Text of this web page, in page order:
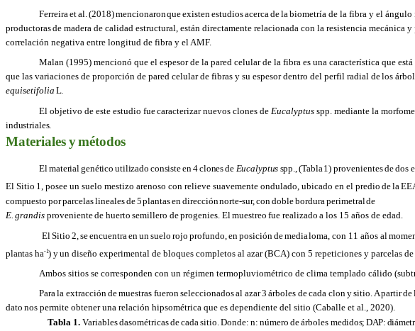
Ferreiraetal.(2018)mencionaronqueexistenestudiosacercadelabiometría de la fibra y el ángulo
productorasde madera de calidad estructural, están directamente relacionada con la resistencia
correlación negativa entre longitud de fibra y el AMF.
Malan (1995) mencionó que el espesor de la pared celular de la fibra es una característica que está
que las variaciones de proporción de pared celular de fibras y su espesor dentro del perfil radial delos
equisetifolia L.
El objetivo de este estudio fuecaracterizar nuevos clones de Eucalyptusspp. mediante la
industriales.
Materialesymétodos
Elmaterialgenético utilizado consisteen4clonesde Eucalyptus spp.,(Tabla1)provenientesdedos
El Sitio 1, posee un suelo mestizo arenoso con relieve suavemente ondulado, ubicado en elpredio dela
compuesto porparcelaslinealesde5plantasen direcciónnorte-sur, con doblebordura perimetralde
E. grandis provenientede huerto semillero deprogenies. Elmuestreo fue realizado a los 15 años de edad.
El Sitio 2, seencuentra en un suelo rojo profundo, en posición demedialoma, con 11 años al
plantas ha-1) yun diseño experimental de bloques completos al azar (BCA) con 5 repeticiones y parcelas
Ambos sitios se corresponden con un régimen termopluviométrico de clima templado cálido
Parala extraccióndemuestras fueronseleccionadosal azar3 árboles decada clonysitio.Apartirde
dato nos permite obtener una relación hipsométrica que es dependiente del sitio (Caballe et al., 2020).
Tabla 1. Variablesdasométricasdecada sitio. Donde: n: número deárbolesmedidos; DAP: